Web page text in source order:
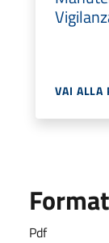
VAI ALLA
Pdf